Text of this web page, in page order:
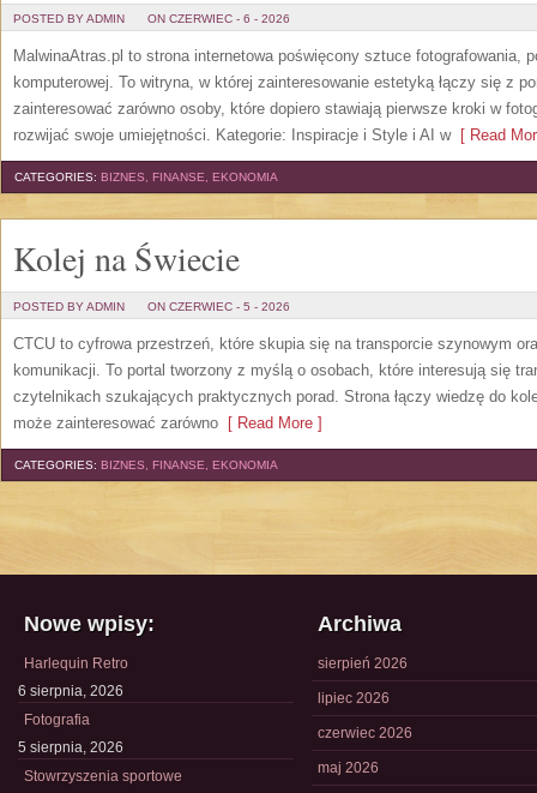
POSTED BY ADMIN ON CZERWIEC - 6 - 2026
MalwinaAtras.pl to strona internetowa poświęcony sztuce fotografowania,
komputerowej. To witryna, w której zainteresowanie estetyką łączy się z
zainteresować zarówno osoby, które dopiero stawiają pierwsze kroki w
rozwijać swoje umiejętności. Kategorie: Inspiracje i Style i AI w[ Read
CATEGORIES: BIZNES, FINANSE, EKONOMIA
Kolej na Świecie
POSTED BY ADMIN ON CZERWIEC - 5 - 2026
CTCU to cyfrowa przestrzeń, które skupia się na transporcie szynowym
komunikacji. To portal tworzony z myślą o osobach, które interesują się
czytelnikach szukających praktycznych porad. Strona łączy wiedzę do
może zainteresować zarówno [ Read More ]
CATEGORIES: BIZNES, FINANSE, EKONOMIA
Nowe wpisy:
Harlequin Retro
6 sierpnia, 2026
Fotografia
5 sierpnia, 2026
Stowrzyszenia sportowe
Archiwa
sierpień 2026
lipiec 2026
czerwiec 2026
maj 2026